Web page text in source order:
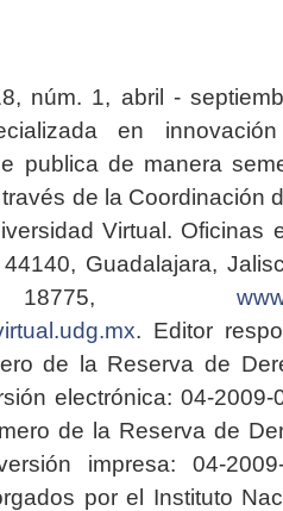
núm. 1, abril -
en
publica de manera
de la Coordinación
Virtual. Oficinas
Guadalajara,
. Editor
de la Reserva de
electrónica: 04-2009-
de la Reserva de
impresa: 04-2009-
por el Instituto